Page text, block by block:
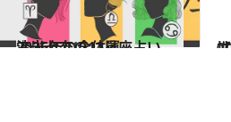
2025.12.17
流光七奈の12星座占い 2026年の全体運
占い 【12星